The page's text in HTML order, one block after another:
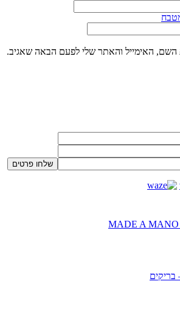
בריקים
השם, האימייל והאתר שלי לפעם הבאה שאגיב.